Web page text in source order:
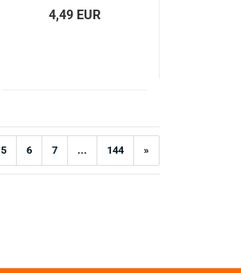
4,49 EUR
5 6 7 ... 144 »